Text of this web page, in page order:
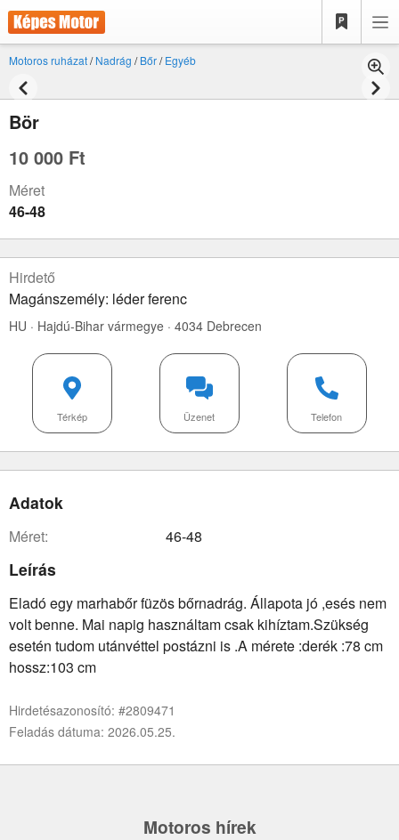
Motoros ruházat/Nadrág /Bőr/Egyéb
Bör
10 000 Ft
Méret
46-48
Hirdető
Magánszemély: léder ferenc
HU · Hajdú-Bihar vármegye · 4034 Debrecen
Telefon
Üzenet
Térkép
Adatok
méret: 46-48
Leírás
Eladó egy marhabőr füzös bőrnadrág. Állapota jó ,esés nem
volt benne. Mai napig használtam csak kihíztam.Szükség
esetén tudom utánvéttel postázni is .A mérete :derék :78 cm
hossz:103 cm
Hirdetésazonosító: #2809471
Feladás dátuma: 2026.05.25.
Motoros hírek